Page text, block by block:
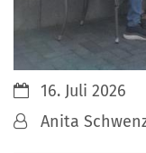
Datum:16. Juli 2026
Von:Anita